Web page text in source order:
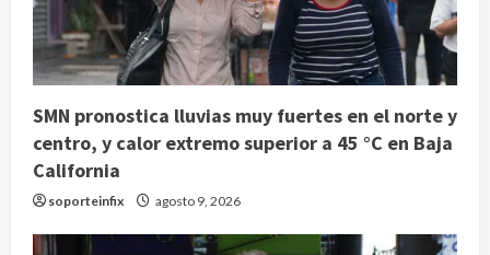
SMN pronostica lluvias muy fuertes en el norte y
centro, y calor extremo superior a 45 °C en Baja
California
soporteinfix agosto 9, 2026